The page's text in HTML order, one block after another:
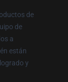
de
de
a
están
y